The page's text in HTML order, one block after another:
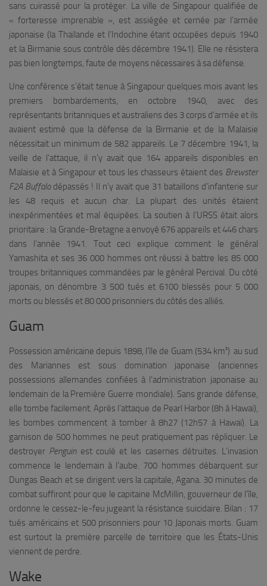
sans cuirassé pour la protéger. La ville de Singapour qualifiée de
« forteresse imprenable », est assiégée et cernée par l’armée
japonaise (la Thaïlande et l’Indochine étant occupées depuis 1940
et la Birmanie sous contrôle dès décembre 1941). Elle ne résistera
pas bien longtemps, faute de moyens nécessaires à sa défense.
Une conférence s’était tenue à Singapour quelques mois avant les
premiers bombardements, en octobre 1940, avec des
représentants britanniques et australiens des 3 corps d’armée et ils
avaient estimé que la défense de la Birmanie et de la Malaisie
nécessitait un minimum de 582 appareils. Le 7 décembre 1941, la
veille de l’attaque, il n’y avait que 164 appareils disponibles en
Malaisie et à Singapour et tous les chasseurs étaient des Brewster
F2A Buffalodépassés ! Il n’y avait que 31 bataillons d’infanterie sur
les 48 requis et aucun char. La plupart des unités étaient
inexpérimentées et mal équipées. La soutien à l’URSS était alors
prioritaire : la Grande-Bretagne a envoyé 676 appareils et 446 chars
dans l’année 1941. Tout ceci explique comment le général
Yamashita et ses 36 000 hommes ont réussi à battre les 85 000
troupes britanniques commandées par le général Percival. Du côté
japonais, on dénombre 3 500 tués et 6100 blessés pour 5 000
morts ou blessés et 80 000 prisonniers du côtés des alliés.
Guam
Possession américaine depuis 1898, l’île de Guam (534 km²) au sud
des Mariannes est sous domination japonaise (anciennes
possessions allemandes confiées à l’administration japonaise au
lendemain de la Première Guerre mondiale). Sans grande défense,
elle tombe facilement. Après l’attaque de Pearl Harbor (8h à Hawaï),
les bombes commencent à tomber à 8h27 (12h57 à Hawaï). La
garnison de 500 hommes ne peut pratiquement pas répliquer. Le
destroyer Penguinest coulé et les casernes détruites. L’invasion
commence le lendemain à l’aube. 700 hommes débarquent sur
Dungas Beach et se dirigent vers la capitale, Agana. 30 minutes de
combat suffiront pour que le capitaine McMillin, gouverneur de l’île,
ordonne le cessez-le-feu jugeant la résistance suicidaire. Bilan : 17
tués américains et 500 prisonniers pour 10 Japonais morts. Guam
est surtout la première parcelle de territoire que les États-Unis
viennent de perdre.
Wake